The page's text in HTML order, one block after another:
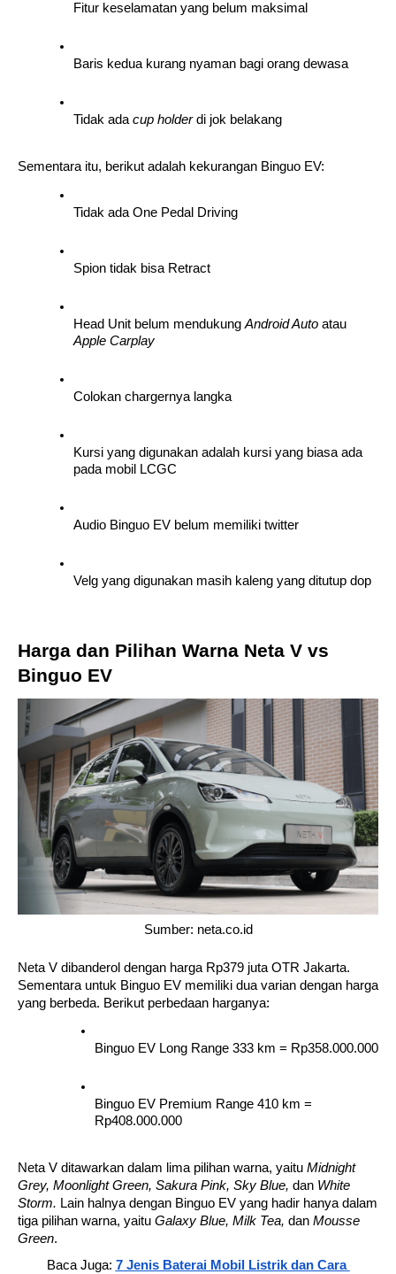
Fitur keselamatan yang belum maksimal
Baris kedua kurang nyaman bagi orang dewasa
Tidak ada cup holder di jok belakang
Sementara itu, berikut adalah kekurangan Binguo EV:
Tidak ada One Pedal Driving
Spion tidak bisa Retract
Head Unit belum mendukung Android Auto atau
Apple Carplay
Colokan chargernya langka
Kursi yang digunakan adalah kursi yang biasa ada
pada mobil LCGC
Audio Binguo EV belum memiliki twitter
Velg yang digunakan masih kaleng yang ditutup dop
Harga dan Pilihan Warna Neta V vs
Binguo EV
Sumber: neta.co.id
Neta V dibanderol dengan harga Rp379 juta OTR Jakarta.
Sementara untuk Binguo EV memiliki dua varian dengan harga
yang berbeda. Berikut perbedaan harganya:
Binguo EV Long Range 333 km = Rp358.000.000
Binguo EV Premium Range 410 km =
Rp408.000.000
Neta V ditawarkan dalam lima pilihan warna, yaitu Midnight
Grey, Moonlight Green, Sakura Pink, Sky Blue, dan White
Storm. Lain halnya dengan Binguo EV yang hadir hanya dalam
tiga pilihan warna, yaitu Galaxy Blue, Milk Tea, dan Mousse
Green.
Baca Juga: 7 Jenis Baterai Mobil Listrik dan Cara